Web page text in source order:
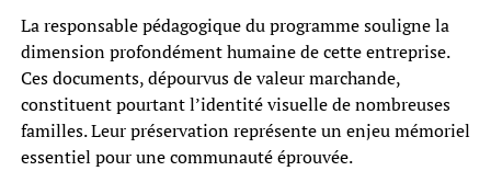
La responsable pédagogique du programme souligne la
dimension profondément humaine de cette entreprise.
Ces documents, dépourvus de valeur marchande,
constituent pourtant l’identité visuelle de nombreuses
familles. Leur préservation représente un enjeu mémoriel
essentiel pour une communauté éprouvée.